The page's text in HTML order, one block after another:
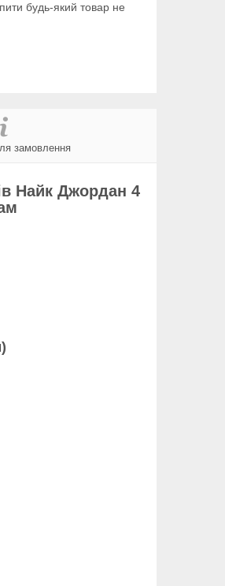
будь-який товар не
замовлення
Найк Джордан 4